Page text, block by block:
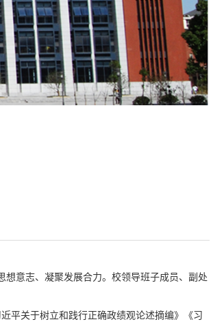
意志、凝聚发展合力。校领导班子成员、副处
平关于树立和践行正确政绩观论述摘编》《习